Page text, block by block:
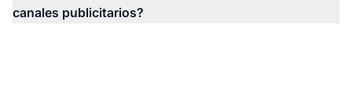
canales publicitarios?